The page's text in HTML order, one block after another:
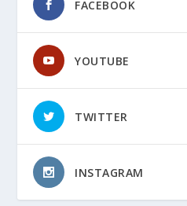
FACEBOOK
YOUTUBE
TWITTER
INSTAGRAM